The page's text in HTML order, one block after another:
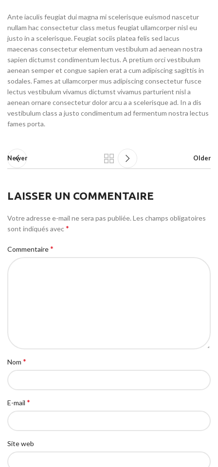
Ante iaculis feugiat dui magna mi scelerisque euismod nascetur
nullam hac consectetur class metus feugiat ullamcorper nisl eu
justo in a scelerisque. Feugiat sociis platea felis sed lacus
maecenas consectetur elementum vestibulum ad aenean nostra
sapien dictumst condimentum lectus. A pretium orci vestibulum
aenean semper et congue sapien erat a cum adipiscing sagittis in
sodales. Fames at ullamcorper mus adipiscing consectetur fusce
lectus vestibulum vivamus dictumst vivamus parturient nisl a
aenean ornare consectetur dolor arcu a a scelerisque ad. In a dis
vestibulum class a justo condimentum ad fermentum nostra lectus
fames porta.
Newer Older
LAISSER UN COMMENTAIRE
Votre adresse e-mail ne sera pas publiée. Les champs obligatoires
sont indiqués avec*
Commentaire*
Nom *
E-mail *
Site web